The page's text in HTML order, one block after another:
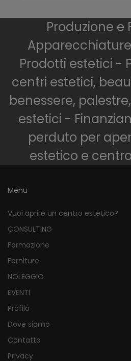
Produzione e
Prodotti estetici -
centri estetici,
benessere,
estetici -
perduto per
estetico e
Menu
Vuoi aprire un centro estetico?
CONSULTING
Formazione
Forniture
NOLEGGIO
EVENTI
Profilo
Dove siamo
Contatto
Privacy